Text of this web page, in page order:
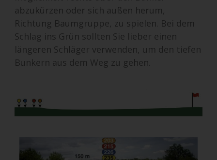
abzukürzen oder sich außen herum,
Richtung Baumgruppe, zu spielen. Bei dem
Schlag ins Grün sollten Sie lieber einen
längeren Schläger verwenden, um den tiefen
Bunkern aus dem Weg zu gehen.